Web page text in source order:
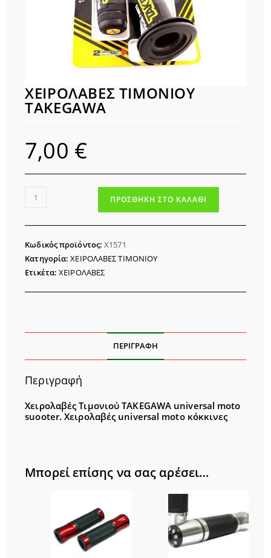
ΧΕΙΡΟΛΑΒΕΣ ΤΙΜΟΝΙΟΥ
TAKEGAWA
7,00 €
ΧΕΙΡΟΛΑΒΕΣ
TAKEGAWA
ποσότητα
ΠΡΟΣΘΉΚΗ ΣΤΟ ΚΑΛΆΘΙ
Κωδικός προϊόντος:Χ1571
Κατηγορία:ΧΕΙΡΟΛΑΒΕΣ ΤΙΜΟΝΙΟΥ
Ετικέτα:ΧΕΙΡΟΛΑΒΕΣ
ΠΕΡΙΓΡΑΦΉ
Περιγραφή
Χειρολαβές Τιμονιού TAKEGAWA universal moto
suooter.Χειρολαβές universal moto κόκκινες
Μπορεί επίσης να σας αρέσει…